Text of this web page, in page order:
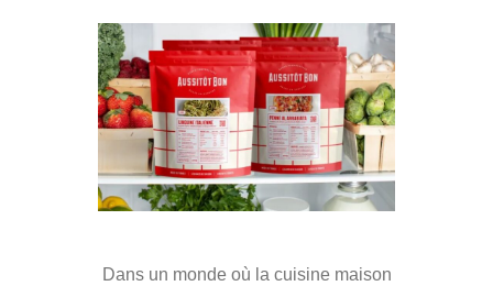
Dans un monde où la cuisine maison